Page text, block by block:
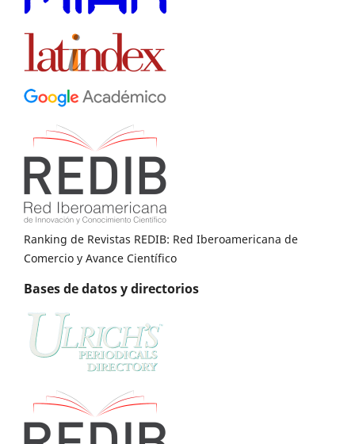
Ranking de Revistas REDIB: Red Iberoamericana de
Comercio y Avance Científico
Bases de datos y directorios